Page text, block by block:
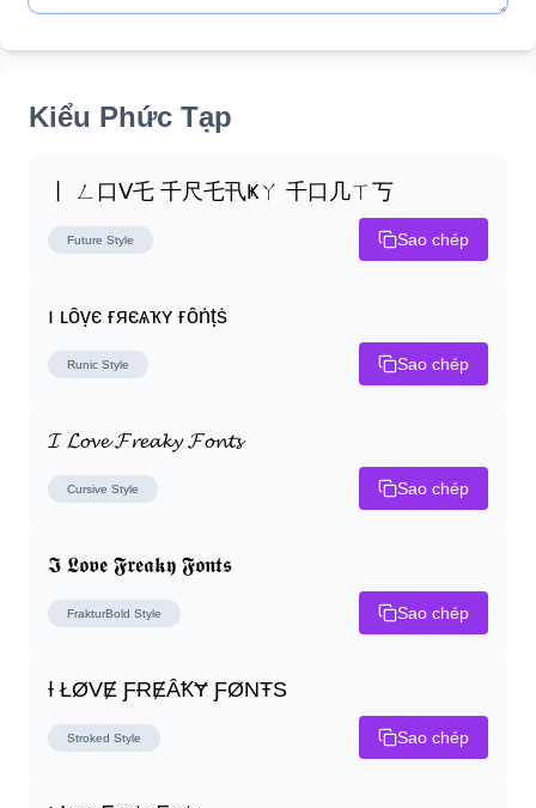
Kiểu Phức Tạp
丨 ㄥ口ᐯ乇 千尺乇卂Ҝㄚ 千口几ㄒ丂
Future Style Sao chép
ı ʟȏṿє ғяєѧҡʏ ғȏṅṭṡ
Runic Style Sao chép
𝓘 𝓛𝓸𝓿𝓮 𝓕𝓻𝓮𝓪𝓴𝔂 𝓕𝓸𝓷𝓽𝓼
Cursive Style Sao chép
𝕴 𝕷𝖔𝖛𝖊 𝕱𝖗𝖊𝖆𝖐𝖞 𝕱𝖔𝖓𝖙𝖘
FrakturBold Style Sao chép
Ɨ ŁØVɆ ƑɌɆȂꝀɎ ƑØNŦS
Stroked Style Sao chép